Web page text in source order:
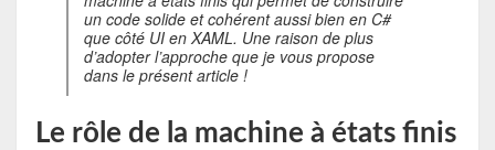
un code solide et cohérent aussi bien en C#
que côté UI en XAML. Une raison de plus
d’adopter l’approche que je vous propose
dans le présent article !
Le rôle de la machine à états finis